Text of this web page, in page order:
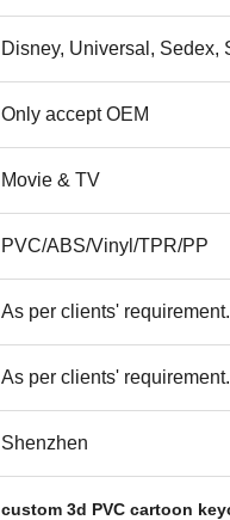
Disney, Universal, Sedex,
Only accept OEM
Movie & TV
PVC/ABS/Vinyl/TPR/PP
As per clients' requirement.
As per clients' requirement.
Shenzhen
custom 3d PVC cartoon